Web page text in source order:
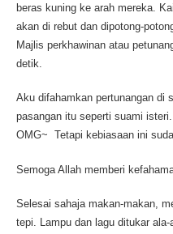
beras kuning ke arah mereka.
akan di rebut dan dipotong-
Majlis perkhawinan atau
detik.
Aku difahamkan pertunangan di
pasangan itu seperti suami
OMG~ Tetapi kebiasaan ini
Semoga Allah memberi
Selesai sahaja makan-makan,
tepi. Lampu dan lagu ditukar